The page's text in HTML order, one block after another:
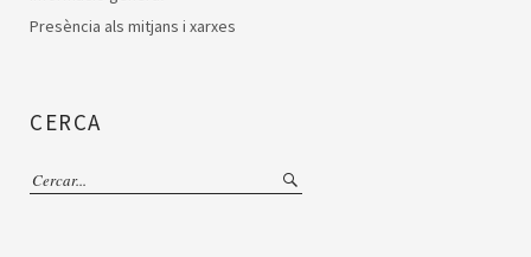
Presència als mitjans i xarxes
CERCA